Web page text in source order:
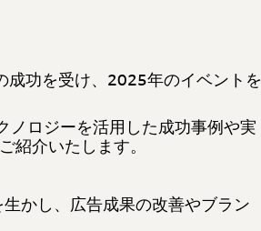
成功を受け、2025年のイベントを
ノロジーを活用した成功事例や実
介いたします。
かし、広告成果の改善やブラン